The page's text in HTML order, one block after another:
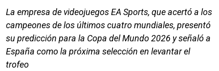
La empresa de videojuegos EA Sports, que acertó a los
campeones de los últimos cuatro mundiales, presentó
su predicción para la Copa del Mundo 2026 y señaló a
España como la próxima selección en levantar el
trofeo